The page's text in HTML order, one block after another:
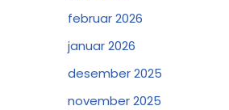
februar 2026
januar 2026
desember 2025
november 2025